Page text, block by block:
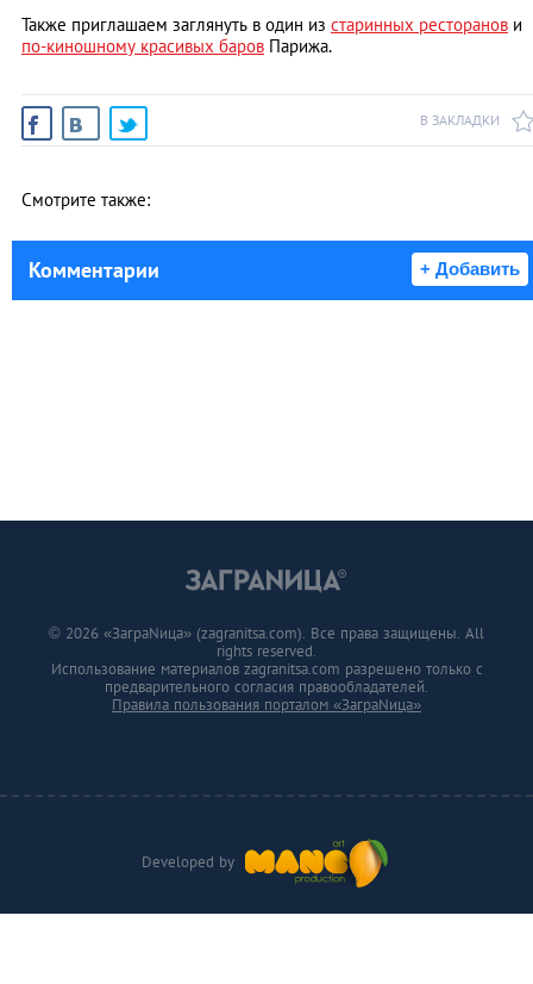
Также приглашаем заглянуть в один из старинных ресторанов и
по-киношному красивых баров Парижа.
В ЗАКЛАДКИ
Смотрите также:
Комментарии + Добавить
Developed by
© 2026 «ЗаграNица» (zagranitsa.com). Все права защищены. All
rights reserved.
Использование материалов zagranitsa.com разрешено только с
предварительного согласия правообладателей.
Правила пользования порталом «ЗаграNица»